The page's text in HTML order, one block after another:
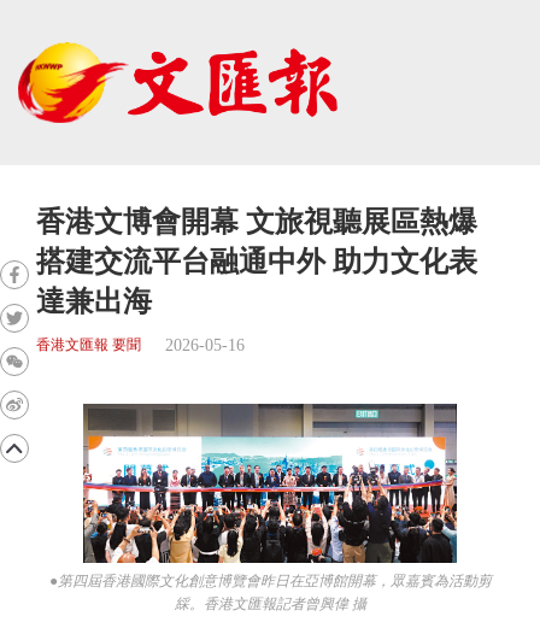
香港文博會開幕 文旅視聽展區熱爆
搭建交流平台融通中外 助力文化表
達兼出海
香港文匯報 要聞 2026-05-16
●第四屆香港國際文化創意博覽會昨日在亞博館開幕，眾嘉賓為活動剪
綵。香港文匯報記者曾興偉 攝